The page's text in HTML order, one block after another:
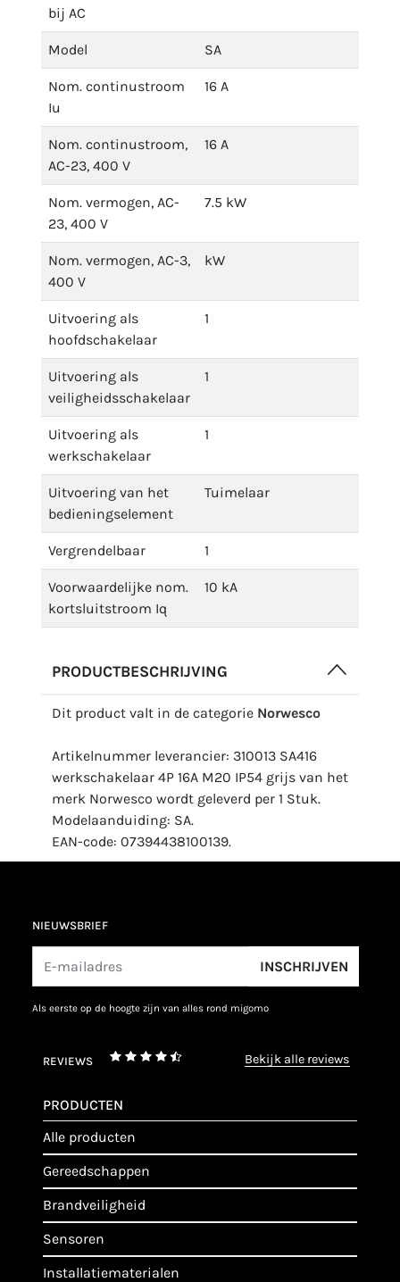
bij AC
Model SA
Nom. continustroom
Iu
16 A
Nom. continustroom,
AC-23, 400 V
16 A
Nom. vermogen, AC-
23, 400 V
7.5 kW
Nom. vermogen, AC-3,
400 V
kW
Uitvoering als
hoofdschakelaar
1
Uitvoering als
veiligheidsschakelaar
1
Uitvoering als
werkschakelaar
1
Uitvoering van het
bedieningselement
Tuimelaar
Vergrendelbaar 1
Voorwaardelijke nom.
kortsluitstroom Iq
10 kA
PRODUCTBESCHRIJVING
Dit product valt in de categorie Norwesco
Artikelnummer leverancier: 310013 SA416
werkschakelaar 4P 16A M20 IP54 grijs van het
merk Norwesco wordt geleverd per 1 Stuk.
Modelaanduiding: SA.
EAN-code: 07394438100139.
NIEUWSBRIEF
INSCHRIJVEN
als eerste op de hoogte zijn van alles rond migomo
REVIEWS bekijk alle reviews
PRODUCTEN
alle producten
gereedschappen
brandveiligheid
sensoren
installatiematerialen